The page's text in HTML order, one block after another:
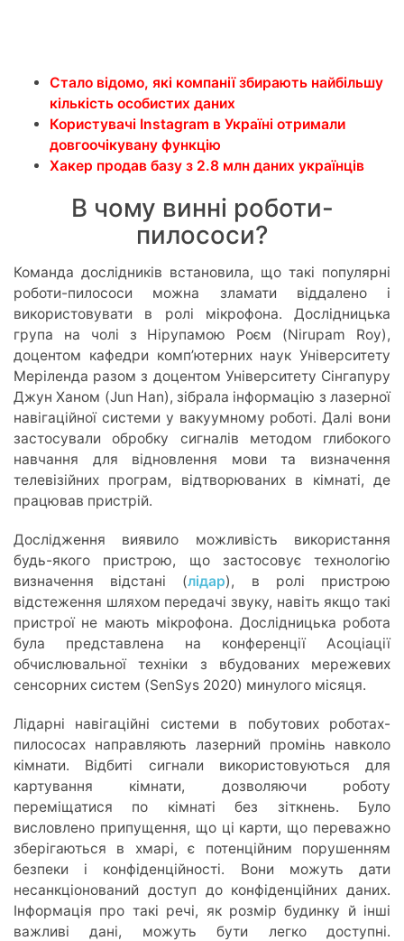
Стало відомо, які компанії збирають найбільшу
кількість особистих даних
Користувачі Instagram в Україні отримали
довгоочікувану функцію
Хакер продав базу з 2.8 млн даних українців
В чому винні роботи-
пилососи?
Команда дослідників встановила, що такі популярні
роботи-пилососи можна зламати віддалено і
використовувати в ролі мікрофона. Дослідницька
група на чолі з Нірупамою Роєм (Nirupam Roy),
доцентом кафедри комп’ютерних наук Університету
Меріленда разом з доцентом Університету Сінгапуру
Джун Ханом (Jun Han), зібрала інформацію з лазерної
навігаційної системи у вакуумному роботі. Далі вони
застосували обробку сигналів методом глибокого
навчання для відновлення мови та визначення
телевізійних програм, відтворюваних в кімнаті, де
працював пристрій.
Дослідження виявило можливість використання
будь-якого пристрою, що застосовує технологію
визначення відстані (лідар), в ролі пристрою
відстеження шляхом передачі звуку, навіть якщо такі
пристрої не мають мікрофона. Дослідницька робота
була представлена ​​на конференції Асоціації
обчислювальної техніки з вбудованих мережевих
сенсорних систем (SenSys 2020) минулого місяця.
Лідарні навігаційні системи в побутових роботах-
пилососах направляють лазерний промінь навколо
кімнати. Відбиті сигнали використовуються для
картування кімнати, дозволяючи роботу
переміщатися по кімнаті без зіткнень. Було
висловлено припущення, що ці карти, що переважно
зберігаються в хмарі, є потенційним порушенням
безпеки і конфіденційності. Вони можуть дати
несанкціонований доступ до конфіденційних даних.
Інформація про такі речі, як розмір будинку й інші
важливі дані, можуть бути легко доступні.